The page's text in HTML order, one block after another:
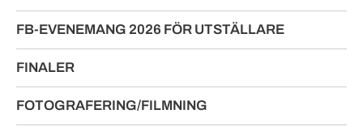
FB-EVENEMANG 2026 FÖR UTSTÄLLARE
FINALER
FOTOGRAFERING/FILMNING